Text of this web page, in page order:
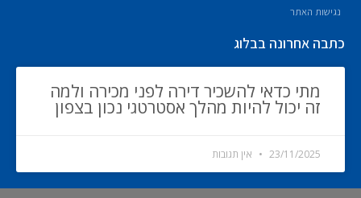
נגישות האתר
כתבה אחרונה בבלוג
מתי כדאי להשכיר דירה לפני מכירה ולמה
זה יכול להיות מהלך אסטרטגי נכון בצפון
23/11/2025 אין תגובות